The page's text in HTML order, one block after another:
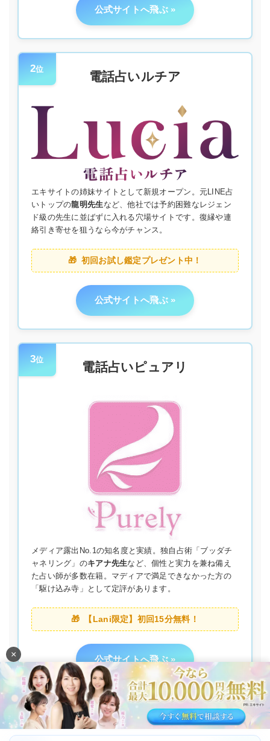
公式サイトへ飛ぶ
2位
電話占いルチア
エキサイトの姉妹サイトとして新規オープン。元LINE占
いトップの龍明先生など、他社では予約困難なレジェン
ド級の先生に並ばずに入れる穴場サイトです。復縁や連
絡引き寄せを狙うなら今がチャンス。
初回お試し鑑定プレゼント中！
公式サイトへ飛ぶ
3位
電話占いピュアリ
メディア露出No.1の知名度と実績。独自占術「ブッダチ
ャネリング」のキアナ先生など、個性と実力を兼ね備え
た占い師が多数在籍。マディアで満足できなかった方の
「駆け込み寺」として定評があります。
【Lani限定】初回15分無料！
公式サイトへ飛ぶ
×